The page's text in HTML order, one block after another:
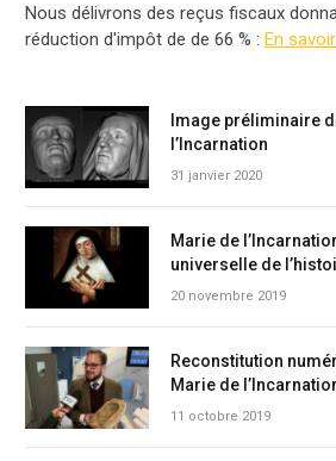
Nous délivrons des reçus fiscaux
réduction d'impôt de de 66 % : En
Image préliminaire
l’Incarnation
31 janvier 2020
Marie de
universelle de
20 novembre 2019
Reconstitution
Marie de
11 octobre 2019